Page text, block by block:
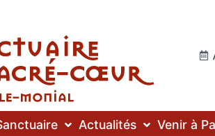
Actualités Venir à